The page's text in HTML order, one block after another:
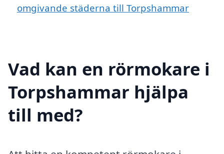
omgivande städerna till Torpshammar
Vad kan en rörmokare i
Torpshammar hjälpa
till med?